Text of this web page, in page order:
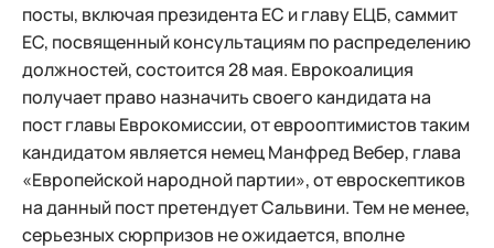
посты, включая президента ЕС и главу ЕЦБ, саммит
ЕС, посвященный консультациям по распределению
должностей, состоится 28 мая. Еврокоалиция
получает право назначить своего кандидата на
пост главы Еврокомиссии, от еврооптимистов таким
кандидатом является немец Манфред Вебер, глава
«Европейской народной партии», от евроскептиков
на данный пост претендует Сальвини. Тем не менее,
серьезных сюрпризов не ожидается, вполне